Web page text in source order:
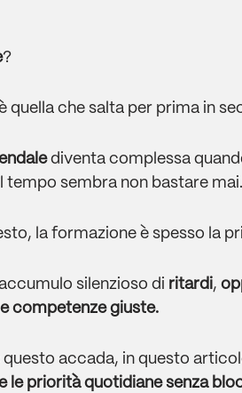
?
quella che salta per prima in
diventa complessa
tempo sembra non bastare mai.
la formazione è spesso la
silenzioso di ritardi,
competenze giuste.
questo accada, in questo
le priorità quotidiane senza